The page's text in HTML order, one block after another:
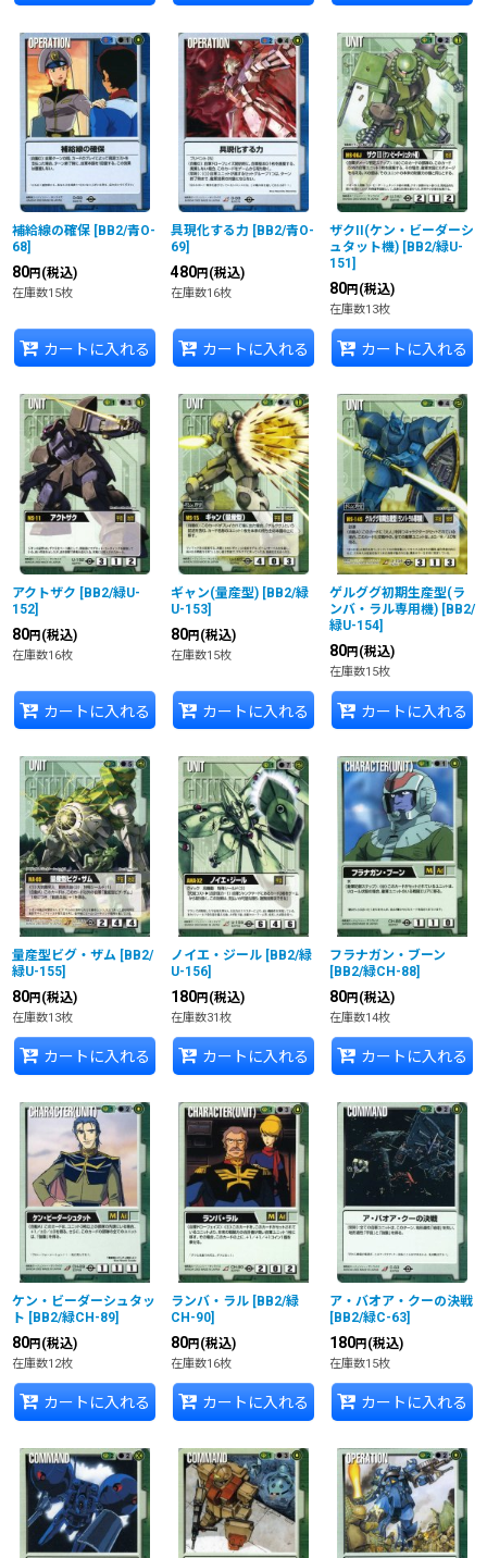
補給線の確保 [BB2/青O-
68]
80円 (税込)
在庫数15枚
カートに入れる
具現化する力 [BB2/青O-
69]
480円 (税込)
在庫数16枚
カートに入れる
ザクII(ケン・ビーダーシ
ュタット機) [BB2/緑U-
151 ]
80円 (税込)
在庫数13枚
カートに入れる
アクトザク [BB2/緑U-
152]
80円 (税込)
在庫数16枚
カートに入れる
ギャン(量産型) [BB2/緑
U-153]
80円 (税込)
在庫数15枚
カートに入れる
ゲルググ初期生産型(ラ
ンバ・ラル専用機) [BB2/
緑U-154]
80円 (税込)
在庫数15枚
カートに入れる
量産型ビグ・ザム [BB2/
緑U-155]
80円 (税込)
在庫数13枚
カートに入れる
ノイエ・ジール [BB2/緑
U-156]
180円 (税込)
在庫数31枚
カートに入れる
フラナガン・ブーン
[BB2/緑CH-88]
80円 (税込)
在庫数14枚
カートに入れる
ケン・ビーダーシュタッ
ト [BB2/緑CH-89]
80円 (税込)
在庫数12枚
カートに入れる
ランバ・ラル [BB2/緑
CH-90]
80円 (税込)
在庫数16枚
カートに入れる
ア・バオア・クーの決戦
[BB2/緑C-63]
180円 (税込)
在庫数15枚
カートに入れる